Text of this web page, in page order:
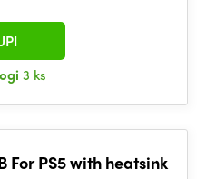
3 ks
For PS5 with heatsink